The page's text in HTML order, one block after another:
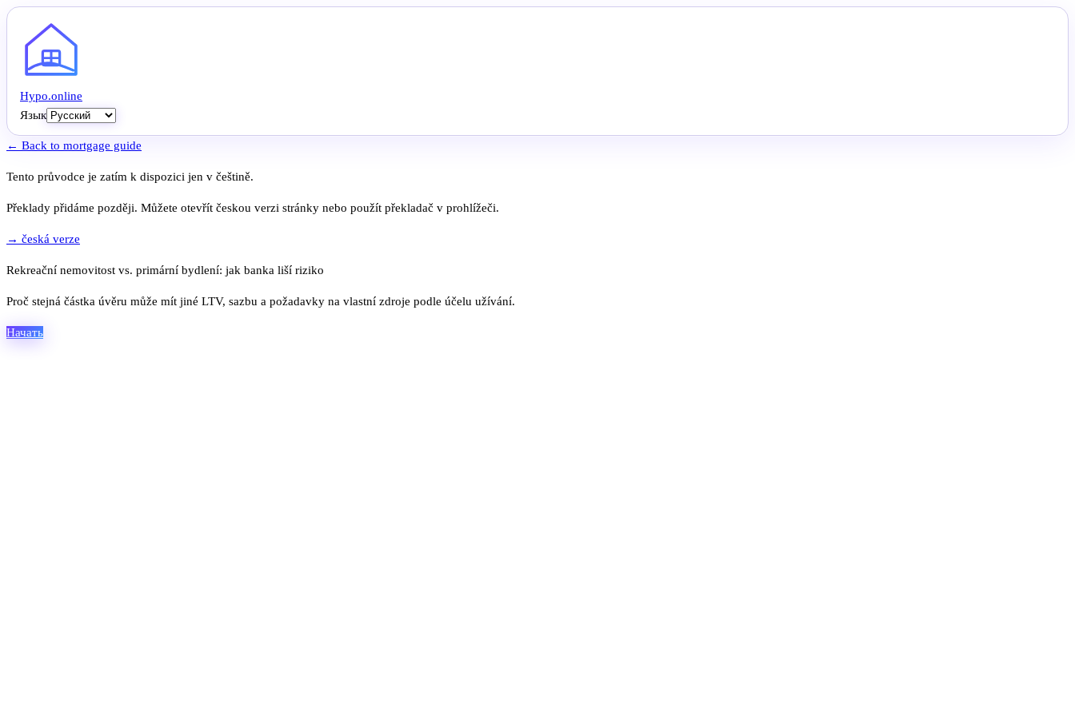
Hypo.online
Язык
← Back to mortgage guide
Tento průvodce je zatím k dispozici jen v češtině.
Překlady přidáme později. Můžete otevřít českou verzi stránky nebo použít překladač v prohlížeči.
→ česká verze
Rekreační nemovitost vs. primární bydlení: jak banka liší riziko
Proč stejná částka úvěru může mít jiné LTV, sazbu a požadavky na vlastní zdroje podle účelu užívání.
Начать